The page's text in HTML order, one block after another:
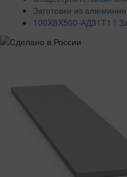
Заготовки из алюминия
100X8X500-АД31Т1 |